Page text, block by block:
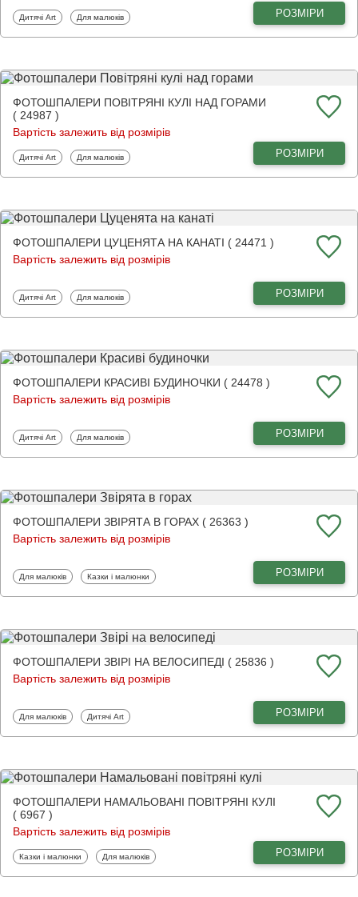
Фотошпалери
Дитячі Art Фотошпалери
Для малюків РОЗМІРИ
ФОТОШПАЛЕРИ ПОВІТРЯНІ КУЛІ НАД ГОРАМИ
( 24987 )
Вартість залежить від розмірів
Фотошпалери
Дитячі Art Фотошпалери
Для малюків РОЗМІРИ
ФОТОШПАЛЕРИ ЦУЦЕНЯТА НА КАНАТІ ( 24471 )
Вартість залежить від розмірів
Фотошпалери
Дитячі Art Фотошпалери
Для малюків РОЗМІРИ
ФОТОШПАЛЕРИ КРАСИВІ БУДИНОЧКИ ( 24478 )
Вартість залежить від розмірів
Фотошпалери
Дитячі Art Фотошпалери
Для малюків РОЗМІРИ
ФОТОШПАЛЕРИ ЗВІРЯТА В ГОРАХ ( 26363 )
Вартість залежить від розмірів
Фотошпалери
Для малюків Фотошпалери
Казки і малюнки РОЗМІРИ
ФОТОШПАЛЕРИ ЗВІРІ НА ВЕЛОСИПЕДІ ( 25836 )
Вартість залежить від розмірів
Фотошпалери
Для малюків Фотошпалери
Дитячі Art РОЗМІРИ
ФОТОШПАЛЕРИ НАМАЛЬОВАНІ ПОВІТРЯНІ КУЛІ
( 6967 )
Вартість залежить від розмірів
Фотошпалери
Казки і малюнки Фотошпалери
Для малюків РОЗМІРИ